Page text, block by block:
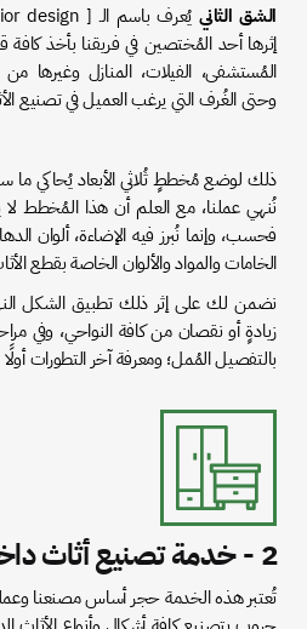
الشق الثاني
إثرها أحد المُختصين في فريقنا بأخذ كافة
المُستشفى، الفيلات، المنازل وغيرها
وحتى الغُرف التي يرغب العميل في تصنيع
ذلك لوضع مُخططٍ ثُلاثي الأبعاد يُحاكي ما
نُنهي عملنا، مع العلم أن هذا المُخطط
فحسب، وإنما نُبرز فيه الإضاءة، ألوان
الخامات والمواد والألوان الخاصة بقطع
نضمن لك على إثر ذلك تطبيق الشكل
زيادةٍ أو نقصان من كافة النواحي، وفي
بالتفصيل المُمل؛ ومعرفة آخر التطورات
2 - خدمة تصنيع أثاث داخلي
تُعتبر هذه الخدمة حجر أساس مصنعنا